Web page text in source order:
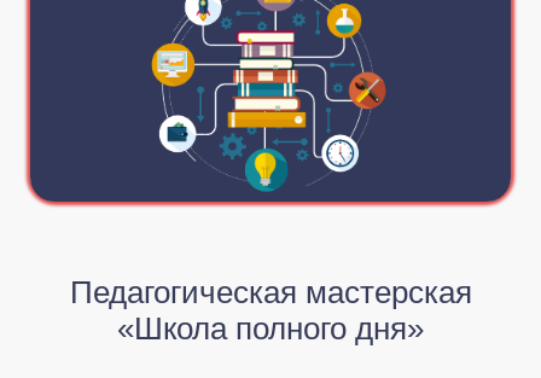
Педагогическая мастерская
«Школа полного дня»